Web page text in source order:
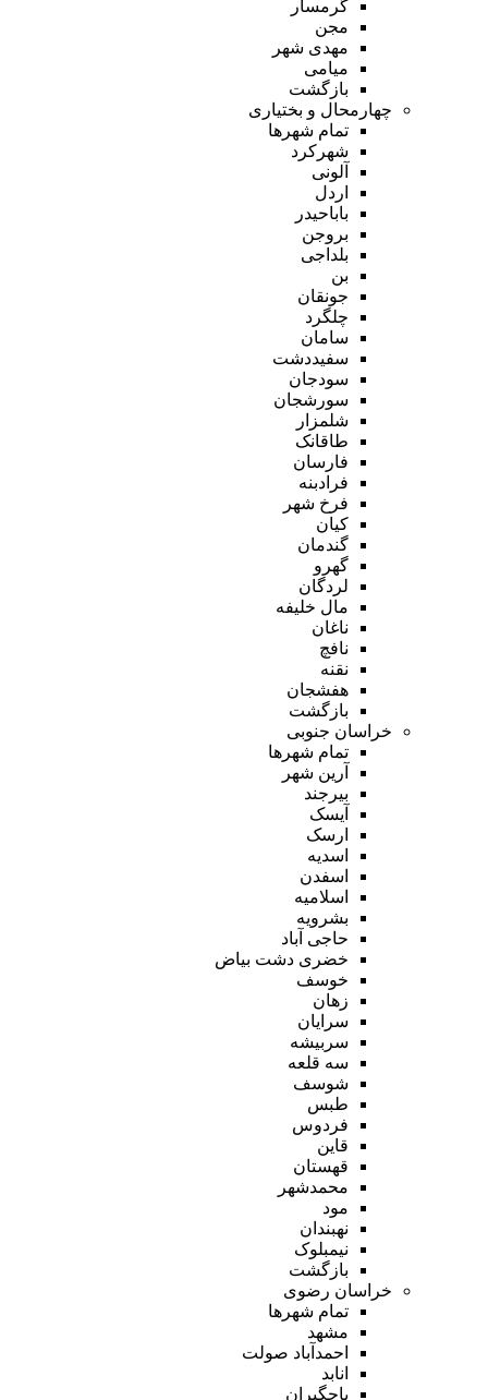
گرمسار
مجن
مهدی شهر
میامی
بازگشت
چهارمحال و بختیاری
تمام شهر‌ها
شهرکرد
آلونی
اردل
باباحیدر
بروجن
بلداجی
بن
جونقان
چلگرد
سامان
سفیددشت
سودجان
سورشجان
شلمزار
طاقانک
فارسان
فرادبنه
فرخ شهر
کیان
گندمان
گهرو
لردگان
مال خلیفه
ناغان
نافچ
نقنه
هفشجان
بازگشت
خراسان جنوبی
تمام شهر‌ها
آرین شهر
بیرجند
آیسک
ارسک
اسدیه
اسفدن
اسلامیه
بشرویه
حاجی آباد
خضری دشت بیاض
خوسف
زهان
سرایان
سربیشه
سه قلعه
شوسف
طبس
فردوس
قاین
قهستان
محمدشهر
مود
نهبندان
نیمبلوک
بازگشت
خراسان رضوی
تمام شهر‌ها
مشهد
احمدآباد صولت
انابد
باجگیران